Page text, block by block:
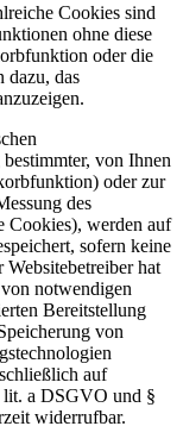
Cookies sind
ohne diese
oder die
dazu, das
von Ihnen
oder zur
des
Cookies), werden auf
sofern keine
hat
notwendigen
Bereitstellung
von
auf
a DSGVO und §
widerrufbar.